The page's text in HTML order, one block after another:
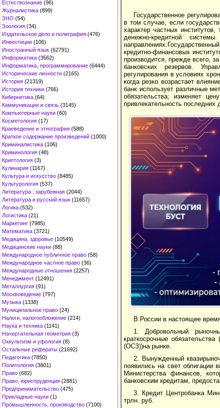
Естествознание (96)
Журналистика (899)
ЗНО (54)
Зоология (34)
Издательское дело и полиграфия (476)
Инвестиции (106)
Иностранный язык (62791)
Информатика (3562)
Информатика, программирование (6444)
Исторические личности (2165)
История (21319)
История техники (766)
Кибернетика (64)
Коммуникации и связь (3145)
Компьютерные науки (60)
Косметология (17)
Краеведение и этнография (588)
Краткое содержание произведений (1000)
Криминалистика (106)
Криминология (48)
Криптология (3)
Кулинария (1167)
Культура и искусство (8485)
Культурология (537)
Литература : зарубежная (2044)
Литература и русский язык (11657)
Логика (532)
Логистика (21)
Маркетинг (7985)
Математика (3721)
Медицина, здоровье (10549)
Медицинские науки (88)
Международное публичное право (58)
Международное частное право (36)
Международные отношения (2257)
Менеджмент (12491)
Металлургия (91)
Москвоведение (797)
Музыка (1338)
Муниципальное право (24)
Налоги, налогообложение (214)
Наука и техника (1141)
Начертательная геометрия (3)
Оккультизм и уфология (8)
Остальные рефераты (21692)
Педагогика (7850)
Политология (3801)
Право (682)
Право, юриспруденция (2881)
Предпринимательство (475)
Прикладные науки (1)
Промышленность, производство (7100)
Государственное
в том случае, если
характер частных
денежно-кредитной
кредитно-финансовых
производится, прежде всего,
банковских резервов.
регулирования в условиях
когда резко возрастает
банк использует различные
обязательства; изменяет
привлекательность последних
В России в настоящее
1. Добровольный
краткосрочные
(ОСЗ))на рынке.
2. Вынужденный
появились на свет облигации
Министерства финансов,
банковским кредитам,
3. Кредит Центробанка
трлн. руб.